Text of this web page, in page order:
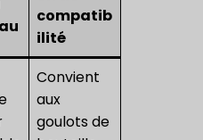
compatib
ilité
Convient
aux
goulots de